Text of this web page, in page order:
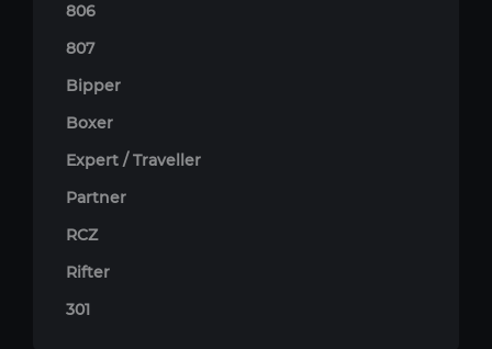
806
807
Bipper
Boxer
Expert / Traveller
Partner
RCZ
Rifter
301